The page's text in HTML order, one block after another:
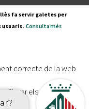
Mapa del lloc
fa servir galetes per
usuaris. Consulta més
correcte de la web
els serveis del